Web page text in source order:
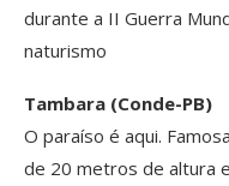
durante a II Guerra
naturismo
Tambara (Conde-PB)
O paraíso é aqui.
de 20 metros de altura